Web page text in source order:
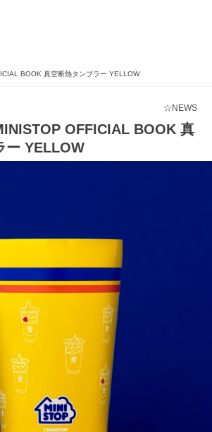
BOOK 真空断熱タンブラー YELLOW
☆NEWS
OFFICIAL BOOK 真
ー YELLOW